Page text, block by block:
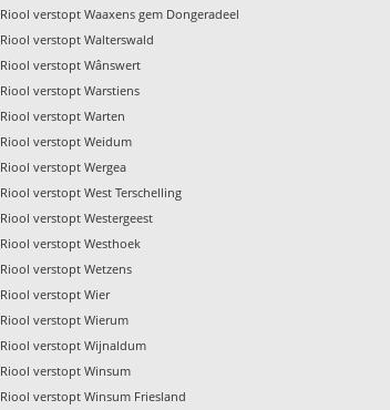
Riool verstopt Waaxens gem Dongeradeel
Riool verstopt Walterswald
Riool verstopt Wânswert
Riool verstopt Warstiens
Riool verstopt Warten
Riool verstopt Weidum
Riool verstopt Wergea
Riool verstopt West Terschelling
Riool verstopt Westergeest
Riool verstopt Westhoek
Riool verstopt Wetzens
Riool verstopt Wier
Riool verstopt Wierum
Riool verstopt Wijnaldum
Riool verstopt Winsum
Riool verstopt Winsum Friesland